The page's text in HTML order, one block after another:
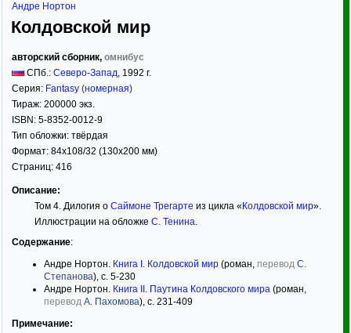
Андре Нортон
Колдовской мир
авторский сборник, омнибус
СПб.: Северо-Запад, 1992 г.
Серия: Fantasy (номерная)
Тираж: 200000 экз.
ISBN: 5-8352-0012-9
Тип обложки: твёрдая
Формат: 84x108/32 (130x200 мм)
Страниц: 416
Описание:
Том 4. Дилогия о Саймоне Трегарте из цикла « Колдовской мир».
Иллюстрации на обложке C. Тенина.
Содержание:
Андре Нортон. Книга I. Колдовской мир (роман, перевод С.
Степанова), с. 5-230
Андре Нортон. Книга II. Паутина Колдовского мира (роман,
перевод А. Пахомова), с. 231-409
Примечание: